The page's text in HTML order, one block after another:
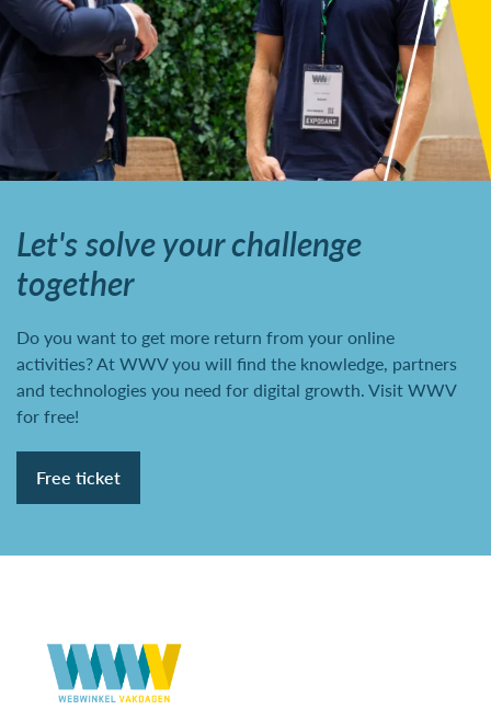
Let's solve your challenge
together
Do you want to get more return from your online
activities? At WWV you will find the knowledge, partners
and technologies you need for digital growth. Visit WWV
for free!
Free ticket